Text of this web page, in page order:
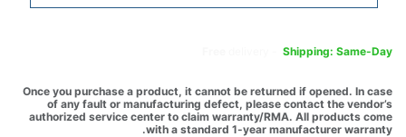
Shipping: Same-Day
Once you purchase a product, it cannot be returned if opened. In case
of any fault or manufacturing defect, please contact the vendor’s
authorized service center to claim warranty/RMA. All products come
with a standard 1-year manufacturer warranty.